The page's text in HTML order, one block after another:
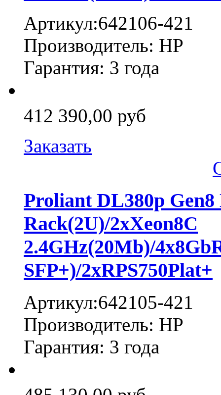
Артикул:642106-421
Производитель: HP
Гарантия: 3 года
412 390,00 руб
Заказать
Proliant DL380p Gen8
Rack(2U)/2xXeon8C
2.4GHz(20Mb)/
SFP+)/2xRPS750Plat+
Артикул:642105-421
Производитель: HP
Гарантия: 3 года